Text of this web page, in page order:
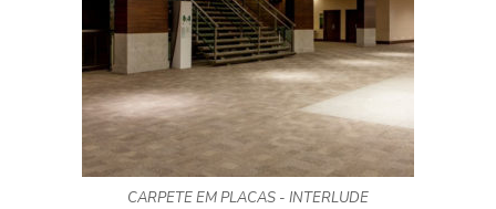
CARPETE EM PLACAS - INTERLUDE